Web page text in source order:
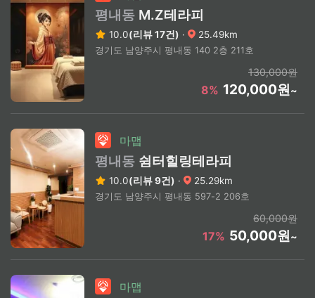
평내동 M.Z테라피
10.0(리뷰 17건) · 25.49km
경기도 남양주시 평내동 140 2층 211호
130,000원
8% 120,000원~
마맵
평내동 쉼터힐링테라피
10.0(리뷰 9건) · 25.29km
경기도 남양주시 평내동 597-2 206호
60,000원
17% 50,000원~
마맵